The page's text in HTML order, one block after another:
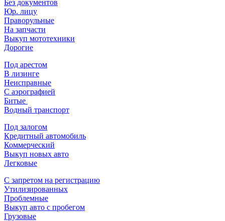
Без документов
Юр. лицу
Праворульные
На запчасти
Выкуп мототехники
Дорогие
Под арестом
В лизинге
Неисправные
С аэрографией
Битые
Водный транспорт
Под залогом
Кредитный автомобиль
Коммерческий
Выкуп новых авто
Легковые
С запретом на регистрацию
Утилизированных
Проблемные
Выкуп авто с пробегом
Грузовые